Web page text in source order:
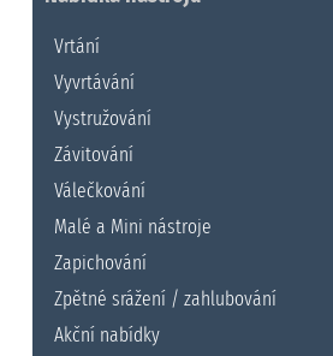
Vrtání
Vyvrtávání
Vystružování
Závitování
Válečkování
Malé a Mini nástroje
Zapichování
Zpětné srážení / zahlubování
Akční nabídky